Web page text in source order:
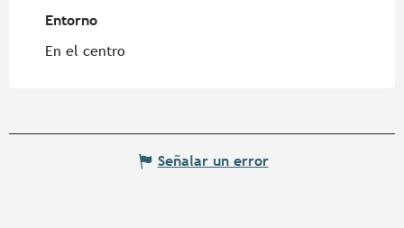
Entorno
Entorno
En el centro
Señalar un error